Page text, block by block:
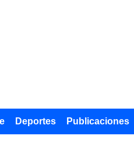
Deportes Publicaciones